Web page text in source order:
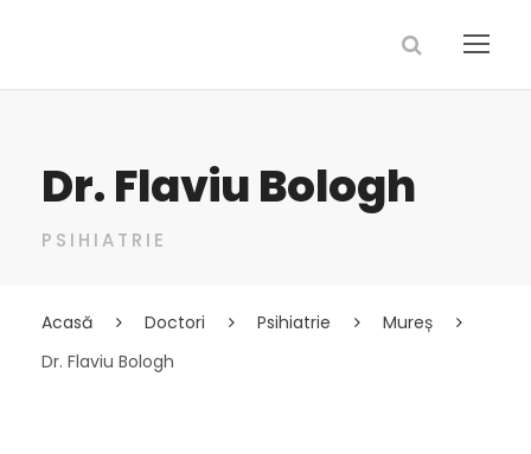
Dr. Flaviu Bologh
PSIHIATRIE
Acasă Doctori Psihiatrie
Mureș
Dr. Flaviu Bologh